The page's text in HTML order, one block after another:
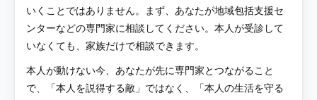
いくことではありません。まず、あなたが地域包括支援セ
ンターなどの専門家に相談してください。本人が受診して
いなくても、家族だけで相談できます。
本人が動けない今、あなたが先に専門家とつながること
で、「本人を説得する敵」ではなく、「本人の生活を守る